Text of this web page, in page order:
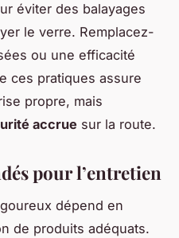
éviter des balayages
le verre. Remplacez-
ou une efficacité
ces pratiques assure
propre, mais
accrue sur la route.
pour l’entretien
dépend en
de produits adéquats.